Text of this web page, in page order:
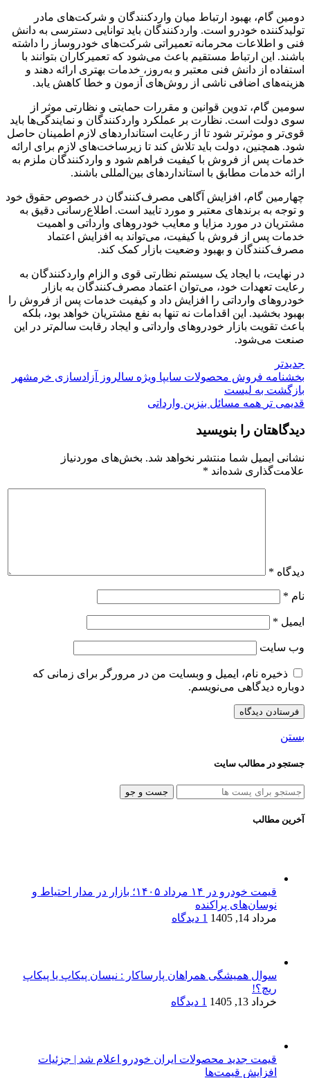
دومین گام، بهبود ارتباط میان واردکنندگان و شرکت‌های مادر
تولیدکننده خودرو است. واردکنندگان باید توانایی دسترسی به دانش
فنی و اطلاعات محرمانه تعمیراتی شرکت‌های خودروساز را داشته
باشند. این ارتباط مستقیم باعث می‌شود که تعمیرکاران بتوانند با
استفاده از دانش فنی معتبر و به‌روز، خدمات بهتری ارائه دهند و
هزینه‌های اضافی ناشی از روش‌های آزمون و خطا کاهش یابد.
سومین گام، تدوین قوانین و مقررات حمایتی و نظارتی موثر از
سوی دولت است. نظارت بر عملکرد واردکنندگان و نمایندگی‌ها باید
قوی‌تر و موثرتر شود تا از رعایت استانداردهای لازم اطمینان حاصل
شود. همچنین، دولت باید تلاش کند تا زیرساخت‌های لازم برای ارائه
خدمات پس از فروش با کیفیت فراهم شود و واردکنندگان ملزم به
ارائه خدمات مطابق با استانداردهای بین‌المللی باشند.
چهارمین گام، افزایش آگاهی مصرف‌کنندگان در خصوص حقوق خود
و توجه به برندهای معتبر و مورد تایید است. اطلاع‌رسانی دقیق به
مشتریان در مورد مزایا و معایب خودروهای وارداتی و اهمیت
خدمات پس از فروش با کیفیت، می‌تواند به افزایش اعتماد
مصرف‌کنندگان و بهبود وضعیت بازار کمک کند.
در نهایت، با ایجاد یک سیستم نظارتی قوی و الزام واردکنندگان به
رعایت تعهدات خود، می‌توان اعتماد مصرف‌کنندگان به بازار
خودروهای وارداتی را افزایش داد و کیفیت خدمات پس از فروش را
بهبود بخشید. این اقدامات نه تنها به نفع مشتریان خواهد بود، بلکه
باعث تقویت بازار خودروهای وارداتی و ایجاد رقابت سالم‌تر در این
صنعت می‌شود.
جدیدتر
بخشنامه فروش محصولات سایپا ویژه سالروز آزادسازی خرمشهر
بازگشت به لیست
قدیمی تر همه مسائل بنزین وارداتی
دیدگاهتان را بنویسید
نشانی ایمیل شما منتشر نخواهد شد. بخش‌های موردنیاز
علامت‌گذاری شده‌اند *
دیدگاه *
نام *
ایمیل *
وب‌ سایت
ذخیره نام، ایمیل و وبسایت من در مرورگر برای زمانی که
دوباره دیدگاهی می‌نویسم.
بستن
جستجو در مطالب سایت
جست و جو
آخرین مطالب
قیمت خودرو در ۱۴ مرداد ۱۴۰۵؛ بازار در مدار احتیاط و
نوسان‌های پراکنده
مرداد 14, 1405
1 دیدگاه
سوال همیشگی همراهان پارساکار : نیسان پیکاپ یا پیکاپ
ریچ؟!
خرداد 13, 1405
1 دیدگاه
قیمت جدید محصولات ایران خودرو اعلام شد | جزئیات
افزایش قیمت‌ها